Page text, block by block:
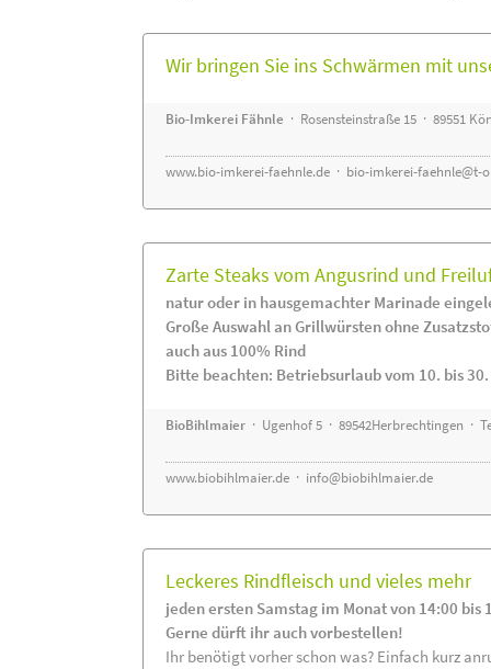
Wir bringen Sie ins Schwärmen mit
Bio-Imkerei Fähnle · Rosensteinstraße 15 · 89551
www.bio-imkerei-faehnle.de · bio-imkerei-faehnle@t-
Zarte Steaks vom Angusrind und
natur oder in hausgemachter Marinade
Große Auswahl an Grillwürsten ohne
auch aus 100% Rind
Bitte beachten: Betriebsurlaub vom 10. bis
BioBihlmaier · Ugenhof 5 · 89542Herbrechtingen ·
www.biobihlmaier.de · info@biobihlmaier.de
Leckeres Rindfleisch und vieles mehr
jeden ersten Samstag im Monat von 14:00 bis
Gerne dürft ihr auch vorbestellen!
Ihr benötigt vorher schon was? Einfach kurz